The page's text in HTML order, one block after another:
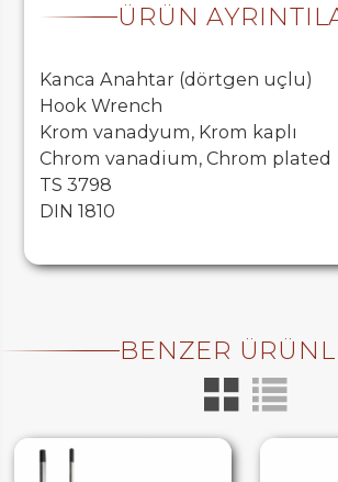
ÜRÜN
Kanca Anahtar (dörtgen uçlu)
Hook Wrench
Krom vanadyum, Krom kaplı
Chrom vanadium, Chrom plated
TS 3798
DIN 1810
BENZER